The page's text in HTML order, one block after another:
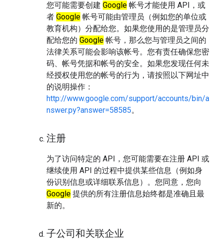
您可能需要创建 Google 帐号才能使用 API，或
者 Google 帐号可能由管理员（例如您的单位或
教育机构）分配给您。如果您使用的是管理员分
配给您的 Google 帐号，那么您与管理员之间的
法律关系可能会影响该帐号。您有责任确保您密
码、帐号凭据和帐号的安全。如果您发现任何未
经授权使用您的帐号的行为，请按照以下网址中
的说明操作：
http://www.google.com/support/accounts/bin/a
nswer.py?answer=58585。
注册
为了访问特定的 API，您可能需要在注册 API 或
继续使用 API 的过程中提供某些信息（例如身
份识别信息或详细联系信息）。您同意，您向
Google 提供的所有注册信息始终都是准确且最
新的。
子公司和关联企业